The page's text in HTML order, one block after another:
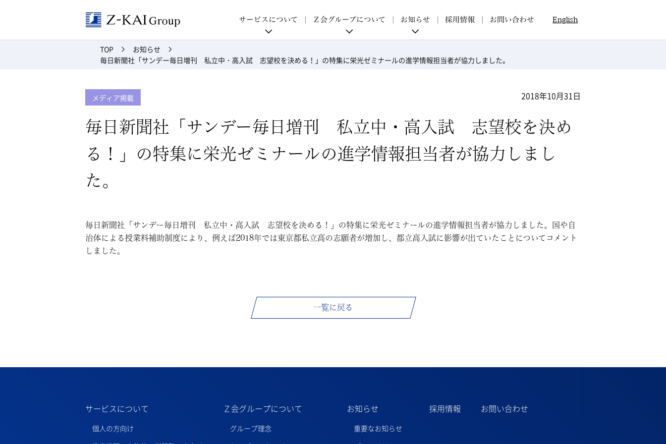
サービスについて Ｚ会グループについて お知らせ 採用情報 お問い合わせ English
TOP
お知らせ
毎日新聞社「サンデー毎日増刊 私立中・高入試 志望校を決める！」の特集に栄光ゼミナールの進学情報担当者が協力しました。
メディア掲載 2018年10月31日
毎日新聞社「サンデー毎日増刊 私立中・高入試 志望校を決め
る！」の特集に栄光ゼミナールの進学情報担当者が協力しまし
た。
毎日新聞社「サンデー毎日増刊 私立中・高入試 志望校を決める！」の特集に栄光ゼミナールの進学情報担当者が協力しました。国や自
治体による授業料補助制度により、例えば2018年では東京都私立高の志願者が増加し、都立高入試に影響が出ていたことについてコメント
しました。
一覧に戻る
サービスについて
個人の方向け
Ｚ会グループについて
グループ理念
お知らせ
重要なお知らせ
採用情報 お問い合わせ